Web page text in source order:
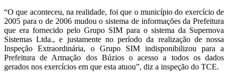
“O que aconteceu, na realidade, foi que o município do exercício de
2005 para o de 2006 mudou o sistema de informações da Prefeitura
que era fornecido pelo Grupo SIM para o sistema da Supernova
Sistemas Ltda., e justamente no período da realização de nossa
Inspeção Extraordinária, o Grupo SIM indisponibilizou para a
Prefeitura de Armação dos Búzios o acesso a todos os dados
gerados nos exercícios em que esta atuou”, diz a inspeção do TCE.